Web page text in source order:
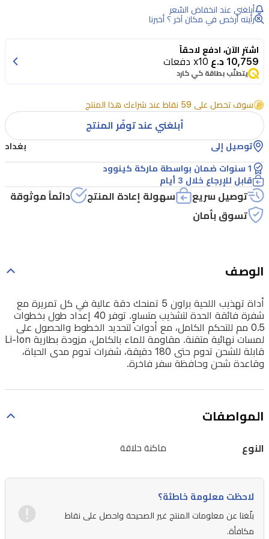
اللحية
تمنحك
دقة
في
كل
تمريرة
مع
شفرة
فائقة
الحدة
توفر
إعداد
طول
بخطوات
0.5
مم
للتحكم
مع
أدوات
الخطوط
والحصول
على
لمسات
أبلغني عند انخفاض السّعر
رأيته أرخص في مكان آخر ؟ أخبرنا
اشترِ الآن، ادفع لاحقاً
10,759 د.ع x10 دفعات
يتطلّب بطاقة كي كارد
سوف تحصل على 59 نقاط عند شراءك هذا المنتج
أبلغني عند توفّر المنتج
توصيل إلى بغداد
1 سنوات ضمان بواسطة ماركة كينوود
قابل للإرجاع خلال 3 أيام
توصيل سريع سهولة إعادة المنتج
دائماً موثوقة
تسوق بأمان
الوصف
أداة تهذيب اللحية براون 5 تمنحك دقة عالية في كل تمريرة مع
شفرة فائقة الحدة لتشذيب متساوٍ. توفر 40 إعداد طول بخطوات
0.5 مم للتحكم الكامل، مع أدوات لتحديد الخطوط والحصول على
لمسات نهائية متقنة. مقاومة للماء بالكامل، مزودة بطارية Li-Ion
قابلة للشحن تدوم حتى 180 دقيقة، شفرات تدوم مدى الحياة،
وقاعدة شحن وحافظة سفر فاخرة.
المواصفات
النوع ماكنة حلاقة
لاحظت معلومة خاطئة؟
بلّغنا عن معلومات المنتج غير الصحيحة واحصل على نقاط
مكافأة.